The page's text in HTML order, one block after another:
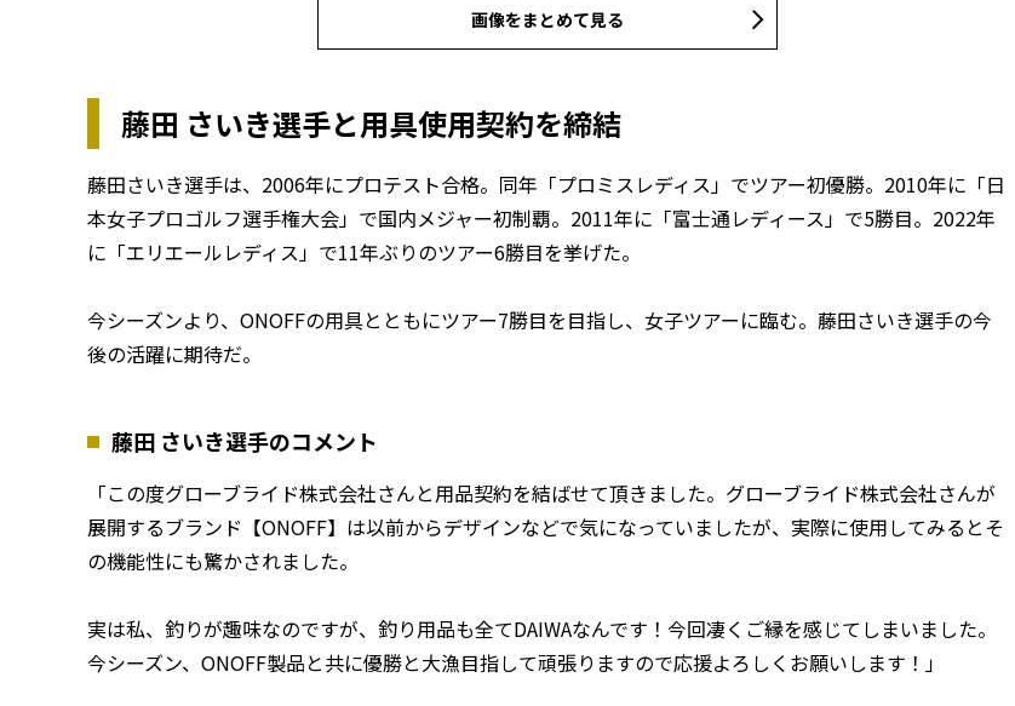
画像をまとめて見る
藤田 さいき選手と用具使用契約を締結
藤田さいき選手は、2006年にプロテスト合格。同年「プロミスレディス」でツアー初優勝。2010年に「日
本女子プロゴルフ選手権大会」で国内メジャー初制覇。2011年に「富士通レディース」で5勝目。2022年
に「エリエールレディス」で11年ぶりのツアー6勝目を挙げた。
今シーズンより、ONOFFの用具とともにツアー7勝目を目指し、女子ツアーに臨む。藤田さいき選手の今
後の活躍に期待だ。
藤田 さいき選手のコメント
「この度グローブライド株式会社さんと用品契約を結ばせて頂きました。グローブライド株式会社さんが
展開するブランド【ONOFF】は以前からデザインなどで気になっていましたが、実際に使用してみるとそ
の機能性にも驚かされました。
実は私、釣りが趣味なのですが、釣り用品も全てDAIWAなんです！今回凄くご縁を感じてしまいました。
今シーズン、ONOFF製品と共に優勝と大漁目指して頑張りますので応援よろしくお願いします！」